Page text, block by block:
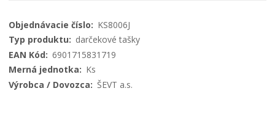
Viac
informácií
KS8006J
darčekové tašky
6901715831719
Ks
ŠEVT a.s.